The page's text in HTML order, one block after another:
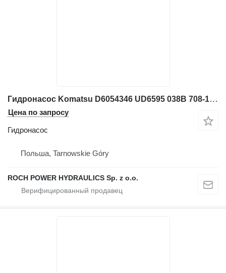
Гидронасос Komatsu D6054346 UD6595 038B 708-1L-21213G1 для экскаватора
Цена по запросу
Гидронасос
Польша, Tarnowskie Góry
ROCH POWER HYDRAULICS Sp. z o.o.